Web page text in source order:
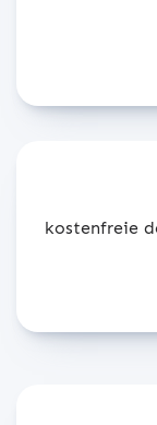
kostenfreie